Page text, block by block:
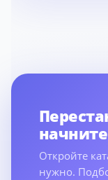
Откройте
нужно.